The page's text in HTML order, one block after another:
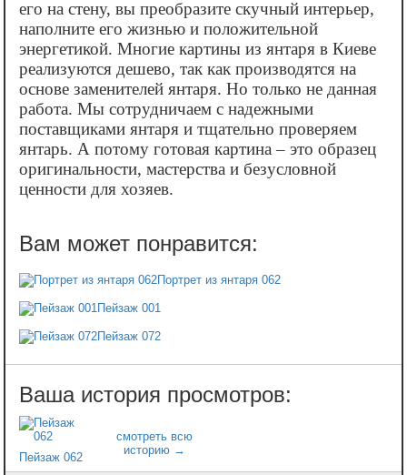
его на стену, вы преобразите скучный интерьер,
наполните его жизнью и положительной
энергетикой. Многие картины из янтаря в Киеве
реализуются дешево, так как производятся на
основе заменителей янтаря. Но только не данная
работа. Мы сотрудничаем с надежными
поставщиками янтаря и тщательно проверяем
янтарь. А потому готовая картина – это образец
оригинальности, мастерства и безусловной
ценности для хозяев.
Портрет из янтаря 062
Пейзаж 001
Пейзаж 072
Пейзаж 062